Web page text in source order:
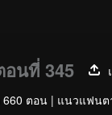
อนที่ 345
ตอน | แนวแฟนต